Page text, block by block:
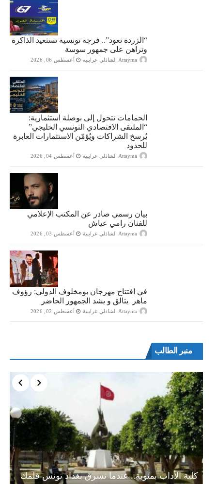
“الزردة تعود”.. فرجة تونسية تستعيد الذاكرة
وتراهن على جمهور سوسة
Attayma الشاذلي عرايبية أغسطس 06, 2026
الحمامات تتحول إلى بوصلة استثمارية:
“الملتقى الاقتصادي التونسي الخليجي”
يُرسخ الشراكات ويُؤمّن الاستثمارات العابرة
للحدود
Attayma الشاذلي عرايبية أغسطس 04, 2026
بيان رسمي صادر عن المكتب الإعلامي
للفنان رامي عياش
Attayma الشاذلي عرايبية أغسطس 03, 2026
في افتتاح مهرجان بومخلوف الدولي: رؤوف
ماهر يتالق و يشد الجمهور الحاضر
Attayma الشاذلي عرايبية أغسطس 02, 2026
منبر الطالب
كلية الأداب بمنوبة.. عندما تسرق بغداد تونس قلمك